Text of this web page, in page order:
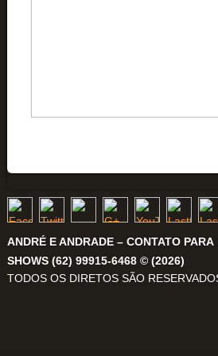
ANDRÉ E ANDRADE – CONTATO PARA
SHOWS (62) 99915-6468 © (2026)
TODOS OS DIRETOS SÃO